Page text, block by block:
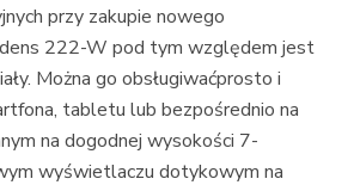
przy zakupie nowego
222-W pod tym względem jest
Można go obsługiwaćprosto i
tabletu lub bezpośrednio na
na dogodnej wysokości 7-
wyświetlaczu dotykowym na